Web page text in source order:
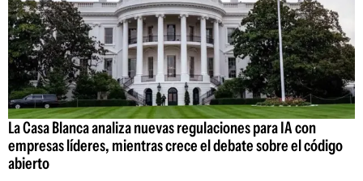
La Casa Blanca analiza nuevas regulaciones para IA con
empresas líderes, mientras crece el debate sobre el código
abierto